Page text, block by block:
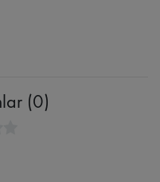
(0)